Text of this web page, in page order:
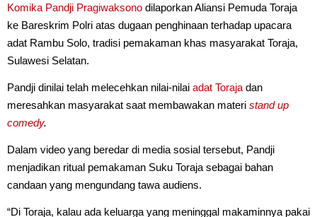
Komika Pandji Pragiwaksono dilaporkan Aliansi Pemuda Toraja
ke Bareskrim Polri atas dugaan penghinaan terhadap upacara
adat Rambu Solo, tradisi pemakaman khas masyarakat Toraja,
Sulawesi Selatan.
Pandji dinilai telah melecehkan nilai-nilai adat Toraja dan
meresahkan masyarakat saat membawakan materi stand up
comedy.
Dalam video yang beredar di media sosial tersebut, Pandji
menjadikan ritual pemakaman Suku Toraja sebagai bahan
candaan yang mengundang tawa audiens.
“Di Toraja, kalau ada keluarga yang meninggal makaminnya pakai